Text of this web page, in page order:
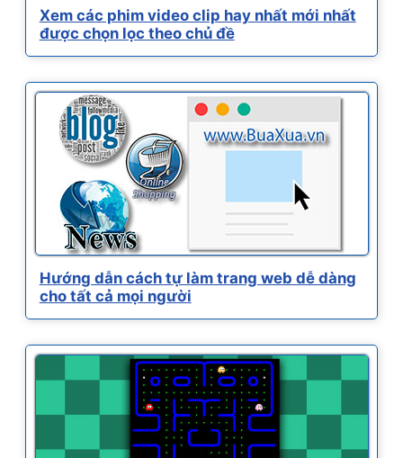
Xem các phim video clip hay nhất mới nhất
được chọn lọc theo chủ đề
Hướng dẫn cách tự làm trang web dễ dàng
cho tất cả mọi người